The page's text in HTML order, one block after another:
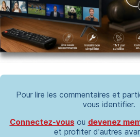
Pour lire les commentaires et
vous identifier.
Connectez-vousou devenez
et profiter d'autres